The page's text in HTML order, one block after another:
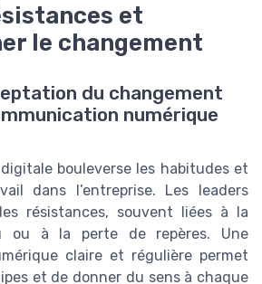
et
le changement
du changement
numérique
bouleverse les habitudes et
dans l’entreprise. Les leaders
résistances, souvent liées à la
ou à la perte de repères. Une
claire et régulière permet
et de donner du sens à chaque